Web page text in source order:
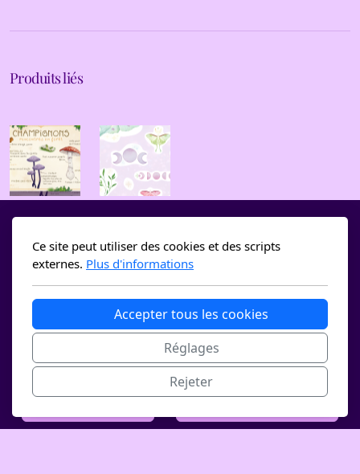
Produits liés
2882 St-Ursanne - Suisse
Ce site peut utiliser des cookies et des scripts
externes. Plus d'informations
Accepter tous les cookies
Réglages
Rejeter